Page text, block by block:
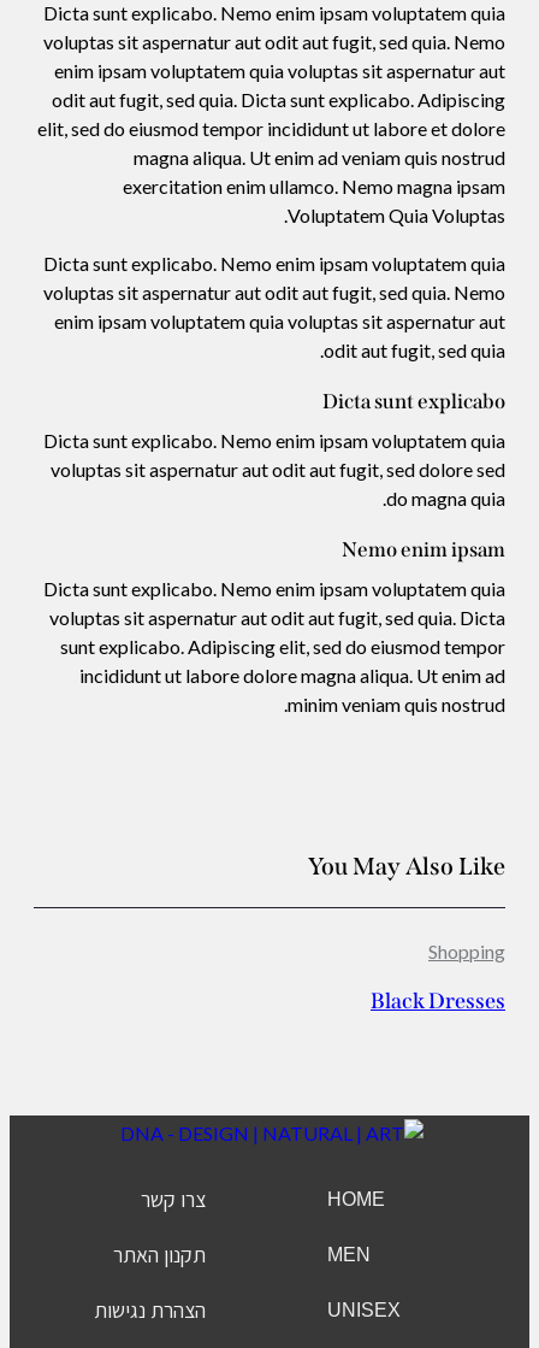
Dicta sunt explicabo. Nemo enim ipsam voluptatem quia
voluptas sit aspernatur aut odit aut fugit, sed quia. Nemo
enim ipsam voluptatem quia voluptas sit aspernatur aut
odit aut fugit, sed quia. Dicta sunt explicabo. Adipiscing
elit, sed do eiusmod tempor incididunt ut labore et dolore
magna aliqua. Ut enim ad veniam quis nostrud
exercitation enim ullamco. Nemo magna ipsam
Voluptatem Quia Voluptas.
Dicta sunt explicabo. Nemo enim ipsam voluptatem quia
voluptas sit aspernatur aut odit aut fugit, sed quia. Nemo
enim ipsam voluptatem quia voluptas sit aspernatur aut
odit aut fugit, sed quia.
Dicta sunt explicabo
Dicta sunt explicabo. Nemo enim ipsam voluptatem quia
voluptas sit aspernatur aut odit aut fugit, sed dolore sed
do magna quia.
Nemo enim ipsam
Dicta sunt explicabo. Nemo enim ipsam voluptatem quia
voluptas sit aspernatur aut odit aut fugit, sed quia. Dicta
sunt explicabo. Adipiscing elit, sed do eiusmod tempor
incididunt ut labore dolore magna aliqua. Ut enim ad
minim veniam quis nostrud.
You May Also Like
Shopping
Black Dresses
HOME
MEN
UNISEX
צרו קשר
תקנון האתר
הצהרת נגישות